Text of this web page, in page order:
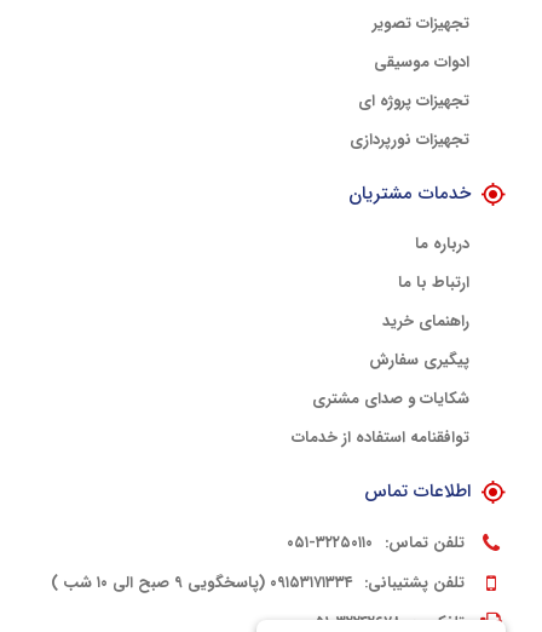
تجهیزات تصویر
ادوات موسیقی
تجهیزات پروژه ای
تجهیزات نورپردازی
خدمات مشتریان
درباره ما
ارتباط با ما
راهنمای خرید
پیگیری سفارش
شکایات و صدای مشتری
توافقنامه استفاده از خدمات
اطلاعات تماس
تلفن تماس: ۳۲۲۵۰۱۱۰-۰۵۱
تلفن پشتیبانی: ۰۹۱۵۳۱۷۱۳۳۴ (پاسخگویی ۹ صبح الی ۱۰ شب )
تلفکس:
۳۲۲۴۲۶۷۸-۰۵۱